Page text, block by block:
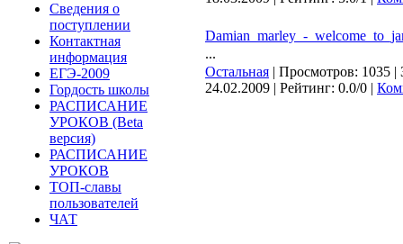
Сведения о
поступлении
Контактная
информация
ЕГЭ-2009
Гордость школы
РАСПИСАНИЕ
УРОКОВ (Beta
версия)
РАСПИСАНИЕ
УРОКОВ
ТОП-славы
пользователей
ЧАТ
Damian_marley_-
...
Остальная | Просмотров: 1035 |
24.02.2009 | Рейтинг: 0.0/0 |